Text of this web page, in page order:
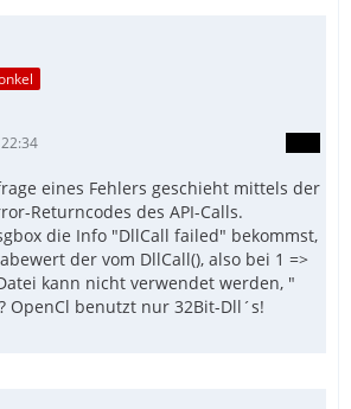
eines Fehlers geschieht mittels der
Returncodes des API-Calls.
die Info "DllCall failed" bekommst,
der vom DllCall(), also bei 1 =>
kann nicht verwendet werden, "
OpenCl benutzt nur 32Bit-Dll´s!